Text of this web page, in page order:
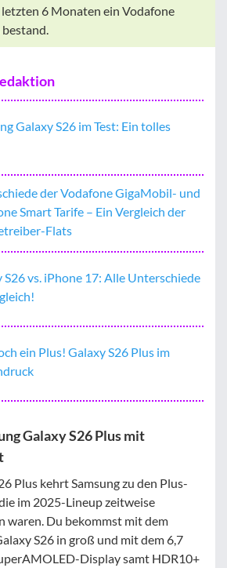
6 Monaten ein Vodafone
Galaxy S26 im Test: Ein tolles
der Vodafone GigaMobil- und
Smart Tarife – Ein Vergleich der
Flats
S26 vs. iPhone 17: Alle Unterschiede
ein Plus! Galaxy S26 Plus im
Galaxy S26 Plus mit
Plus kehrt Samsung zu den Plus-
im 2025-Lineup zeitweise
waren. Du bekommst mit dem
S26 in groß und mit dem 6,7
Display samt HDR10+